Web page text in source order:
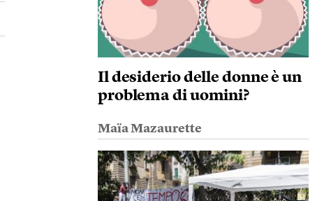
Il desiderio delle donne è un
problema di uomini?
Maïa Mazaurette